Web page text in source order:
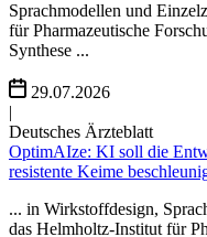
Sprachmodellen und
für Pharmazeutische
Synthese ...
29.07.2026
|
Deutsches Ärzteblatt
OptimAIze: KI soll die
resistente Keime
... in Wirkstoffdesign,
das Helmholtz-Institut für